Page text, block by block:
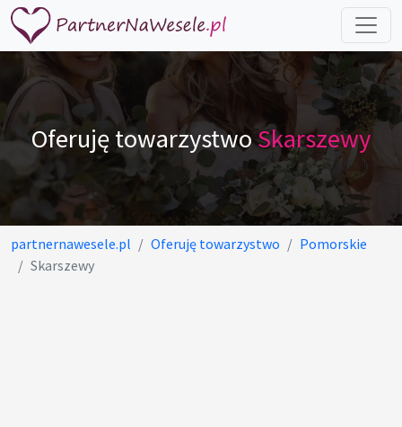
Oferuję towarzystwoSkarszewy
partnernawesele.pl Oferuję towarzystwo
Pomorskie
Skarszewy